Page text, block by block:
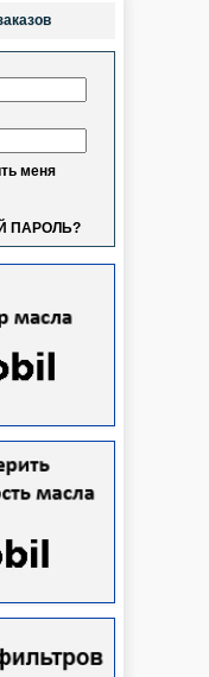
меня
ПАРОЛЬ?